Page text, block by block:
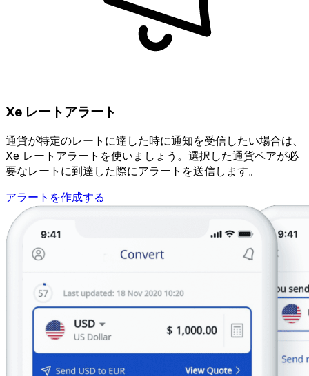
Xe レートアラート
通貨が特定のレートに達した時に通知を受信したい場合は、
Xe レートアラートを使いましょう。選択した通貨ペアが必
要なレートに到達した際にアラートを送信します。
アラートを作成する